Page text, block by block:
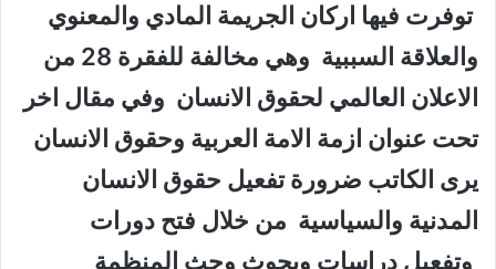
توفرت فيها اركان الجريمة المادي والمعنوي
والعلاقة السببية وهي مخالفة للفقرة 28 من
الاعلان العالمي لحقوق الانسان وفي مقال اخر
تحت عنوان ازمة الامة العربية وحقوق الانسان
يرى الكاتب ضرورة تفعيل حقوق الانسان
المدنية والسياسية من خلال فتح دورات
وتفعيل دراسات وبحوث وحث المنظمة